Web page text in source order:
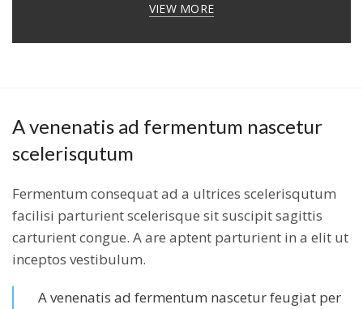
VIEW MORE
A venenatis ad fermentum nascetur
scelerisqutum
Fermentum consequat ad a ultrices scelerisqutum
facilisi parturient scelerisque sit suscipit sagittis
carturient congue. A are aptent parturient in a elit ut
inceptos vestibulum.
A venenatis ad fermentum nascetur feugiat per